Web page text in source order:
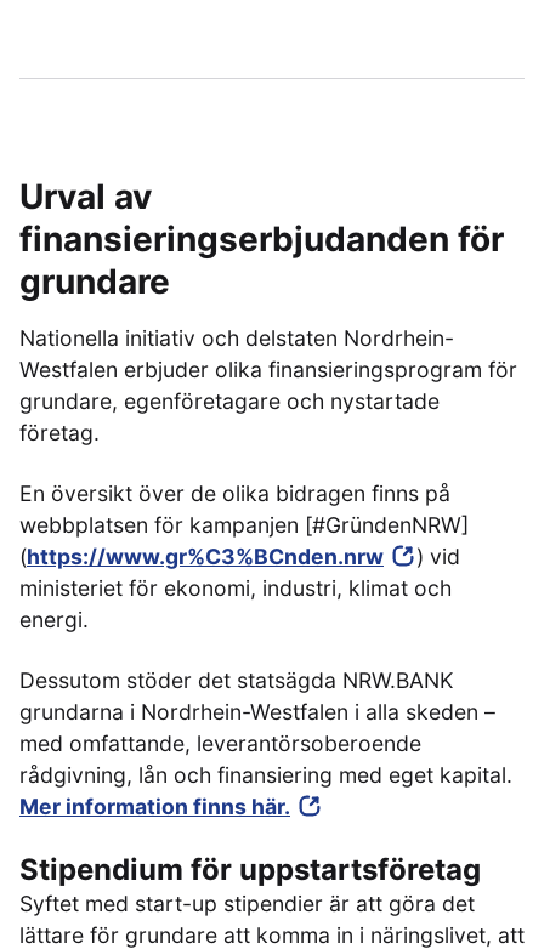
Urval av
finansieringserbjudanden för
grundare
Nationella initiativ och delstaten Nordrhein-
Westfalen erbjuder olika finansieringsprogram för
grundare, egenföretagare och nystartade
företag.
En översikt över de olika bidragen finns på
webbplatsen för kampanjen [#GründenNRW]
(https://www.gr%C3%BCnden.nrw
) vid
ministeriet för ekonomi, industri, klimat och
energi.
Dessutom stöder det statsägda NRW.BANK
grundarna i Nordrhein-Westfalen i alla skeden –
med omfattande, leverantörsoberoende
rådgivning, lån och finansiering med eget kapital.
Mer information finns här.
Stipendium för uppstartsföretag
Syftet med start-up stipendier är att göra det
lättare för grundare att komma in i näringslivet, att